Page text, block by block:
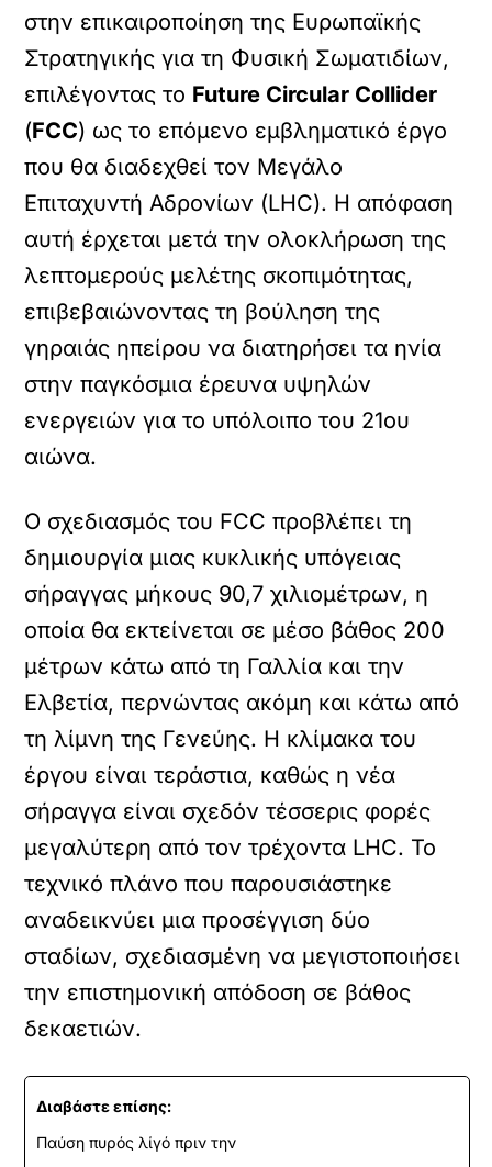
στην επικαιροποίηση της Ευρωπαϊκής
Στρατηγικής για τη Φυσική Σωματιδίων,
επιλέγοντας το Future Circular Collider
(FCC) ως το επόμενο εμβληματικό έργο
που θα διαδεχθεί τον Μεγάλο
Επιταχυντή Αδρονίων (LHC). Η απόφαση
αυτή έρχεται μετά την ολοκλήρωση της
λεπτομερούς μελέτης σκοπιμότητας,
επιβεβαιώνοντας τη βούληση της
γηραιάς ηπείρου να διατηρήσει τα ηνία
στην παγκόσμια έρευνα υψηλών
ενεργειών για το υπόλοιπο του 21ου
αιώνα.
Ο σχεδιασμός του FCC προβλέπει τη
δημιουργία μιας κυκλικής υπόγειας
σήραγγας μήκους 90,7 χιλιομέτρων, η
οποία θα εκτείνεται σε μέσο βάθος 200
μέτρων κάτω από τη Γαλλία και την
Ελβετία, περνώντας ακόμη και κάτω από
τη λίμνη της Γενεύης. Η κλίμακα του
έργου είναι τεράστια, καθώς η νέα
σήραγγα είναι σχεδόν τέσσερις φορές
μεγαλύτερη από τον τρέχοντα LHC. Το
τεχνικό πλάνο που παρουσιάστηκε
αναδεικνύει μια προσέγγιση δύο
σταδίων, σχεδιασμένη να μεγιστοποιήσει
την επιστημονική απόδοση σε βάθος
δεκαετιών.
Διαβάστε επίσης:
Παύση πυρός λίγό πριν την